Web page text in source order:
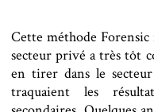
Cette méthode Forensic
secteur privé a très tôt
en tirer dans le
traquaient les